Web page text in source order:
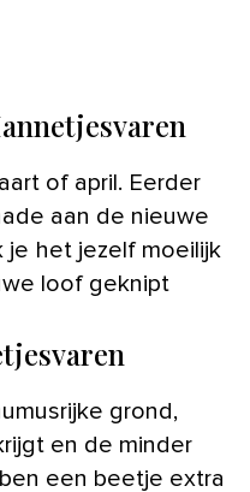
of april. Eerder
aan de nieuwe
je het jezelf moeilijk
loof geknipt
grond,
en de minder
een beetje extra